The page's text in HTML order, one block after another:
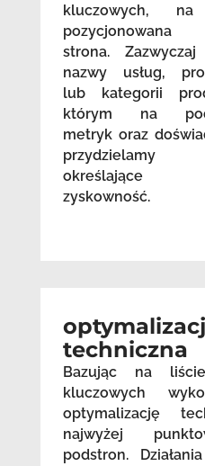
kluczowych,
pozycjonowana
strona.
nazwy usług,
lub kategorii
którym na
metryk oraz
przydzielamy
zyskowność.
techniczna
Bazując na
kluczowych
optymalizację
najwyżej
podstron.